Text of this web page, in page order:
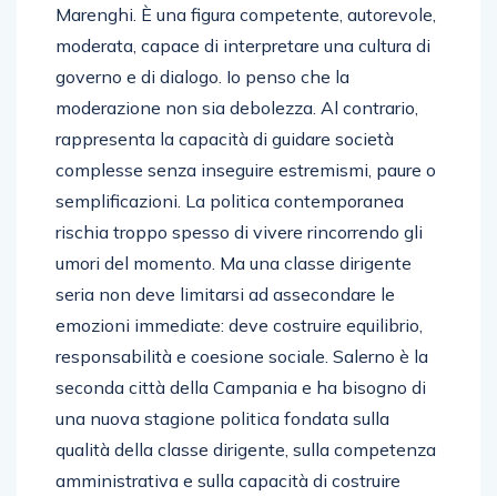
Marenghi. È una figura competente, autorevole,
moderata, capace di interpretare una cultura di
governo e di dialogo. Io penso che la
moderazione non sia debolezza. Al contrario,
rappresenta la capacità di guidare società
complesse senza inseguire estremismi, paure o
semplificazioni. La politica contemporanea
rischia troppo spesso di vivere rincorrendo gli
umori del momento. Ma una classe dirigente
seria non deve limitarsi ad assecondare le
emozioni immediate: deve costruire equilibrio,
responsabilità e coesione sociale. Salerno è la
seconda città della Campania e ha bisogno di
una nuova stagione politica fondata sulla
qualità della classe dirigente, sulla competenza
amministrativa e sulla capacità di costruire